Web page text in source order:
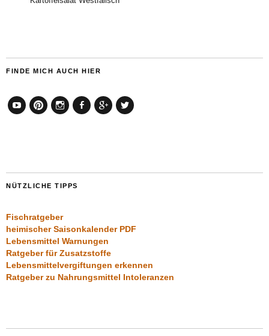
FINDE MICH AUCH HIER
NÜTZLICHE TIPPS
Fischratgeber
heimischer Saisonkalender PDF
Lebensmittel Warnungen
Ratgeber für Zusatzstoffe
Lebensmittelvergiftungen erkennen
Ratgeber zu Nahrungsmittel Intoleranzen